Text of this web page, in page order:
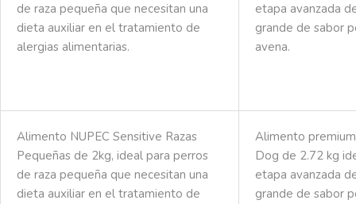
de raza pequeña que necesitan una
dieta auxiliar en el tratamiento de
alergias alimentarias.
etapa avanzada
grande de sabor
avena.
Alimento NUPEC Sensitive Razas
Pequeñas de 2kg, ideal para perros
de raza pequeña que necesitan una
dieta auxiliar en el tratamiento de
Alimento
Dog de 2.72 kg
etapa avanzada
grande de sabor